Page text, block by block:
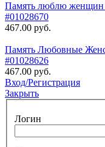
Память люблю женщин
#01028670
467.00 руб.
Память Любовные
#01028626
467.00 руб.
Вход/Регистрация
Закрыть
Логин